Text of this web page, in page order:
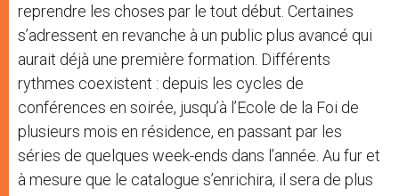
reprendre les choses par le tout début. Certaines
s’adressent en revanche à un public plus avancé qui
aurait déjà une première formation. Différents
rythmes coexistent : depuis les cycles de
conférences en soirée, jusqu’à l’Ecole de la Foi de
plusieurs mois en résidence, en passant par les
séries de quelques week-ends dans l’année. Au fur et
à mesure que le catalogue s’enrichira, il sera de plus